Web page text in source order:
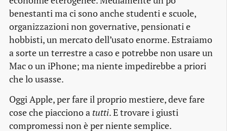
benestanti ma ci sono anche studenti e scuole,
organizzazioni non governative, pensionati e
hobbisti, un mercato dell’usato enorme. Estraiamo
a sorte un terrestre a caso e potrebbe non usare un
Mac o un iPhone; ma niente impedirebbe a priori
che lo usasse.
Oggi Apple, per fare il proprio mestiere, deve fare
cose che piacciono a tutti. E trovare i giusti
compromessi non è per niente semplice.